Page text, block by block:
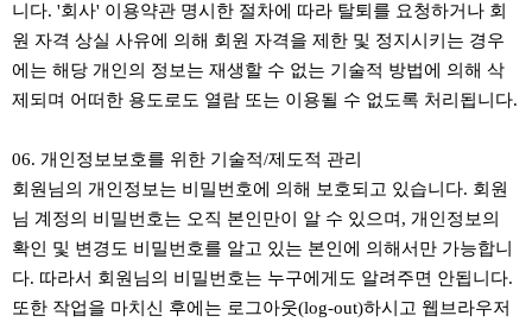
니다. '회사' 이용약관 명시한 절차에 따라 탈퇴를 요청하거나 회
원 자격 상실 사유에 의해 회원 자격을 제한 및 정지시키는 경우
에는 해당 개인의 정보는 재생할 수 없는 기술적 방법에 의해 삭
제되며 어떠한 용도로도 열람 또는 이용될 수 없도록 처리됩니다.
06. 개인정보보호를 위한 기술적/제도적 관리
회원님의 개인정보는 비밀번호에 의해 보호되고 있습니다. 회원
님 계정의 비밀번호는 오직 본인만이 알 수 있으며, 개인정보의
확인 및 변경도 비밀번호를 알고 있는 본인에 의해서만 가능합니
다. 따라서 회원님의 비밀번호는 누구에게도 알려주면 안됩니다.
또한 작업을 마치신 후에는 로그아웃(log-out)하시고 웹브라우저